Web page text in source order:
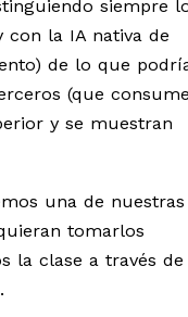
siempre
con la IA nativa de
de lo que
(que
y se muestran
una de nuestras
tomarlos
la clase a través de